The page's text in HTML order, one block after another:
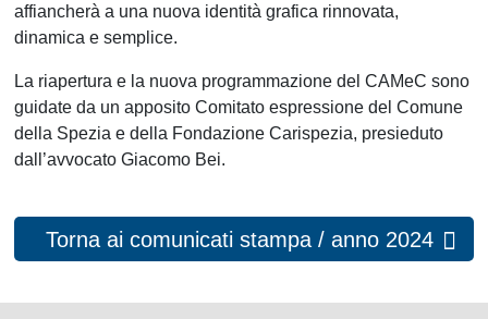
affiancherà a una nuova identità grafica rinnovata,
dinamica e semplice.
La riapertura e la nuova programmazione del CAMeC sono
guidate da un apposito Comitato espressione del Comune
della Spezia e della Fondazione Carispezia, presieduto
dall’avvocato Giacomo Bei.
Torna ai comunicati stampa / anno 2024